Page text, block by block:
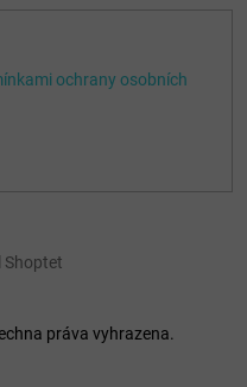
ochrany osobních
Shoptet
práva vyhrazena.